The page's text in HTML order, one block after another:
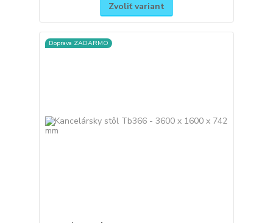
Zvoliť variant
Doprava ZADARMO